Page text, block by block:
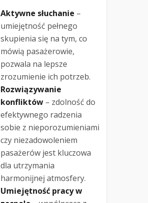
Aktywne słuchanie –
umiejętność pełnego
skupienia się na tym, co
mówią pasażerowie,
pozwala na lepsze
zrozumienie ich potrzeb.
Rozwiązywanie
konfliktów – zdolność do
efektywnego radzenia
sobie z nieporozumieniami
czy niezadowoleniem
pasażerów jest kluczowa
dla utrzymania
harmonijnej atmosfery.
Umiejętność pracy w